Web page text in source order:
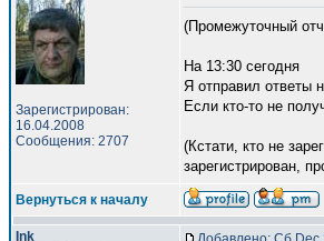
Зарегистрирован:
16.04.2008
Сообщения: 2707
(Промежуточный
На 13:30 сегодня
Я отправил ответы
Если кто-то не
(Кстати, кто не
зарегистрирован,
Вернуться к началу
Ink